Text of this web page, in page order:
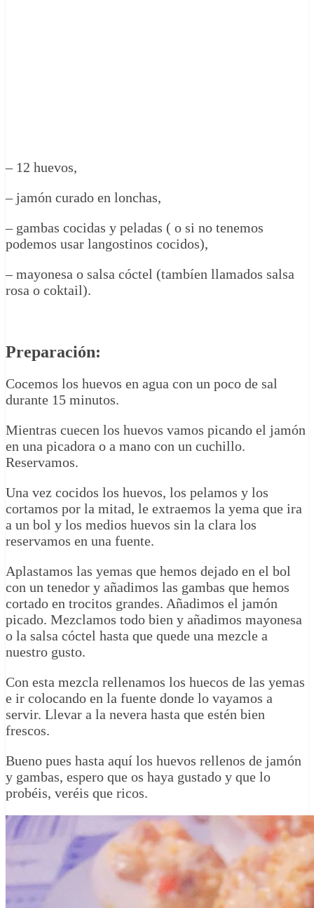
– 12 huevos,
– jamón curado en lonchas,
– gambas cocidas y peladas ( o si no tenemos
podemos usar langostinos cocidos),
– mayonesa o salsa cóctel (tambíen llamados salsa
rosa o coktail).
Preparación:
Cocemos los huevos en agua con un poco de sal
durante 15 minutos.
Mientras cuecen los huevos vamos picando el jamón
en una picadora o a mano con un cuchillo.
Reservamos.
Una vez cocidos los huevos, los pelamos y los
cortamos por la mitad, le extraemos la yema que ira
a un bol y los medios huevos sin la clara los
reservamos en una fuente.
Aplastamos las yemas que hemos dejado en el bol
con un tenedor y añadimos las gambas que hemos
cortado en trocitos grandes. Añadimos el jamón
picado. Mezclamos todo bien y añadimos mayonesa
o la salsa cóctel hasta que quede una mezcle a
nuestro gusto.
Con esta mezcla rellenamos los huecos de las yemas
e ir colocando en la fuente donde lo vayamos a
servir. Llevar a la nevera hasta que estén bien
frescos.
Bueno pues hasta aquí los huevos rellenos de jamón
y gambas, espero que os haya gustado y que lo
probéis, veréis que ricos.